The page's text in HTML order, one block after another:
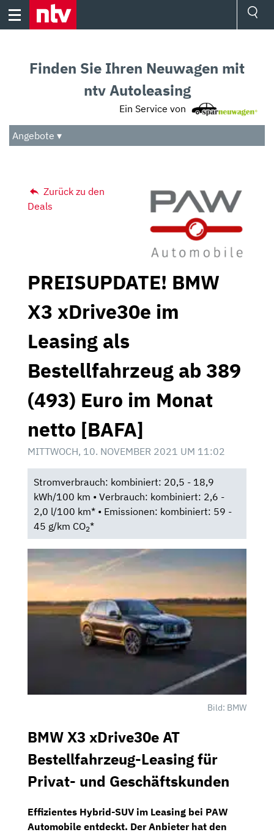
Skip
Audio
Das Beste
Finden Sie Ihren Neuwagen mit
ntv Autoleasing
Ein Service von
Angebote ▾
Zurück zu den
Deals
PREISUPDATE! BMW
X3 xDrive30e im
Leasing als
Bestellfahrzeug ab 389
(493) Euro im Monat
netto [BAFA]
MITTWOCH, 10. NOVEMBER 2021 UM 11:02
Stromverbrauch: kombiniert: 20,5 - 18,9
kWh/100 km • Verbrauch: kombiniert: 2,6 -
2,0 l/100 km* • Emissionen: kombiniert: 59 -
45 g/km CO2*
Bild: BMW
BMW X3 xDrive30e AT
Bestellfahrzeug-Leasing für
Privat- und Geschäftskunden
Effizientes Hybrid-SUV im Leasing bei PAW
Automobile entdeckt. Der Anbieter hat den